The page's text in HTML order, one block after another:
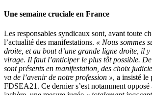
Une semaine cruciale en France
Les responsables syndicaux sont, avant toute
l’actualité des manifestations. « Nous sommes
droite, et au bout d’une grande ligne droite, il
virage. Il faut l’anticiper le plus tôt possible.
sont présents en manifestation, des choix
va de l’avenir de notre profession », a insisté le
FDSEA21. Ce dernier s’est notamment opposé